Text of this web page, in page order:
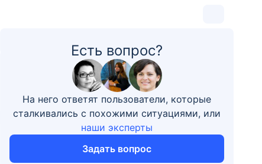
Есть вопрос?
На него ответят пользователи, которые
сталкивались с похожими ситуациями, или
наши эксперты
Задать вопрос